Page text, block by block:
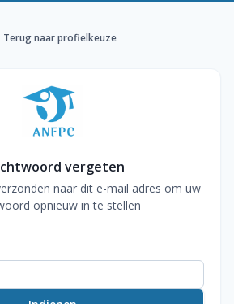
Terug naar profielkeuze
vergeten
naar dit e-mail adres om uw
opnieuw in te stellen